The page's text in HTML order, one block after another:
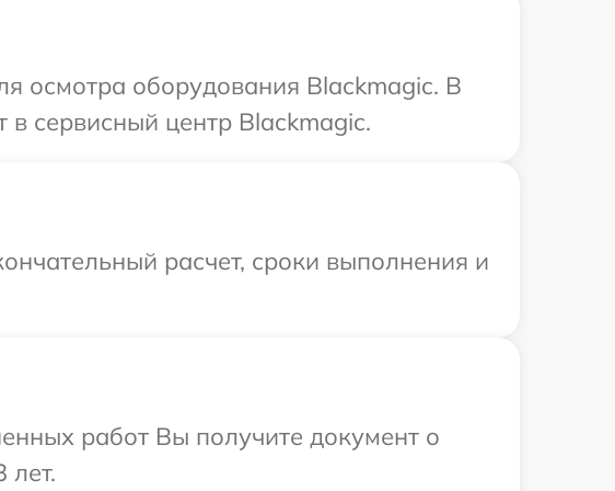
осмотра оборудования Blackmagic. В
сервисный центр Blackmagic.
расчет, сроки выполнения и
работ Вы получите документ о
лет.